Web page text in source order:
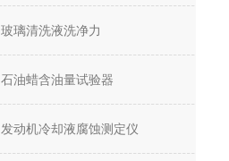
玻璃清洗液洗净力
石油蜡含油量试验器
发动机冷却液腐蚀测定仪